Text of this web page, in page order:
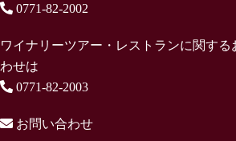
0771-82-2002
ワイナリーツアー・レストランに関する
わせは
0771-82-2003
お問い合わせ